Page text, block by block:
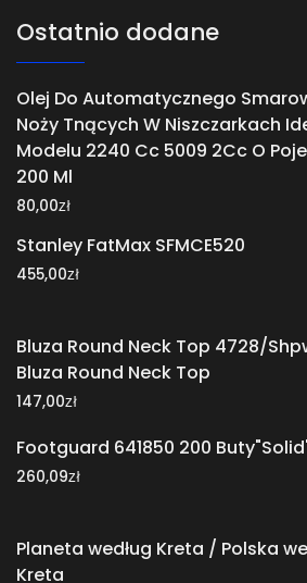
Ostatnio dodane
Olej Do Automatycznego
Noży Tnących W Niszczarkach
Modelu 2240 Cc 5009 2Cc O
200 Ml
80,00zł
Stanley FatMax SFMCE520
455,00zł
Bluza Round Neck Top 4728/
Bluza Round Neck Top
147,00zł
Footguard 641850 200
260,09zł
Planeta według Kreta / Polska
Kreta